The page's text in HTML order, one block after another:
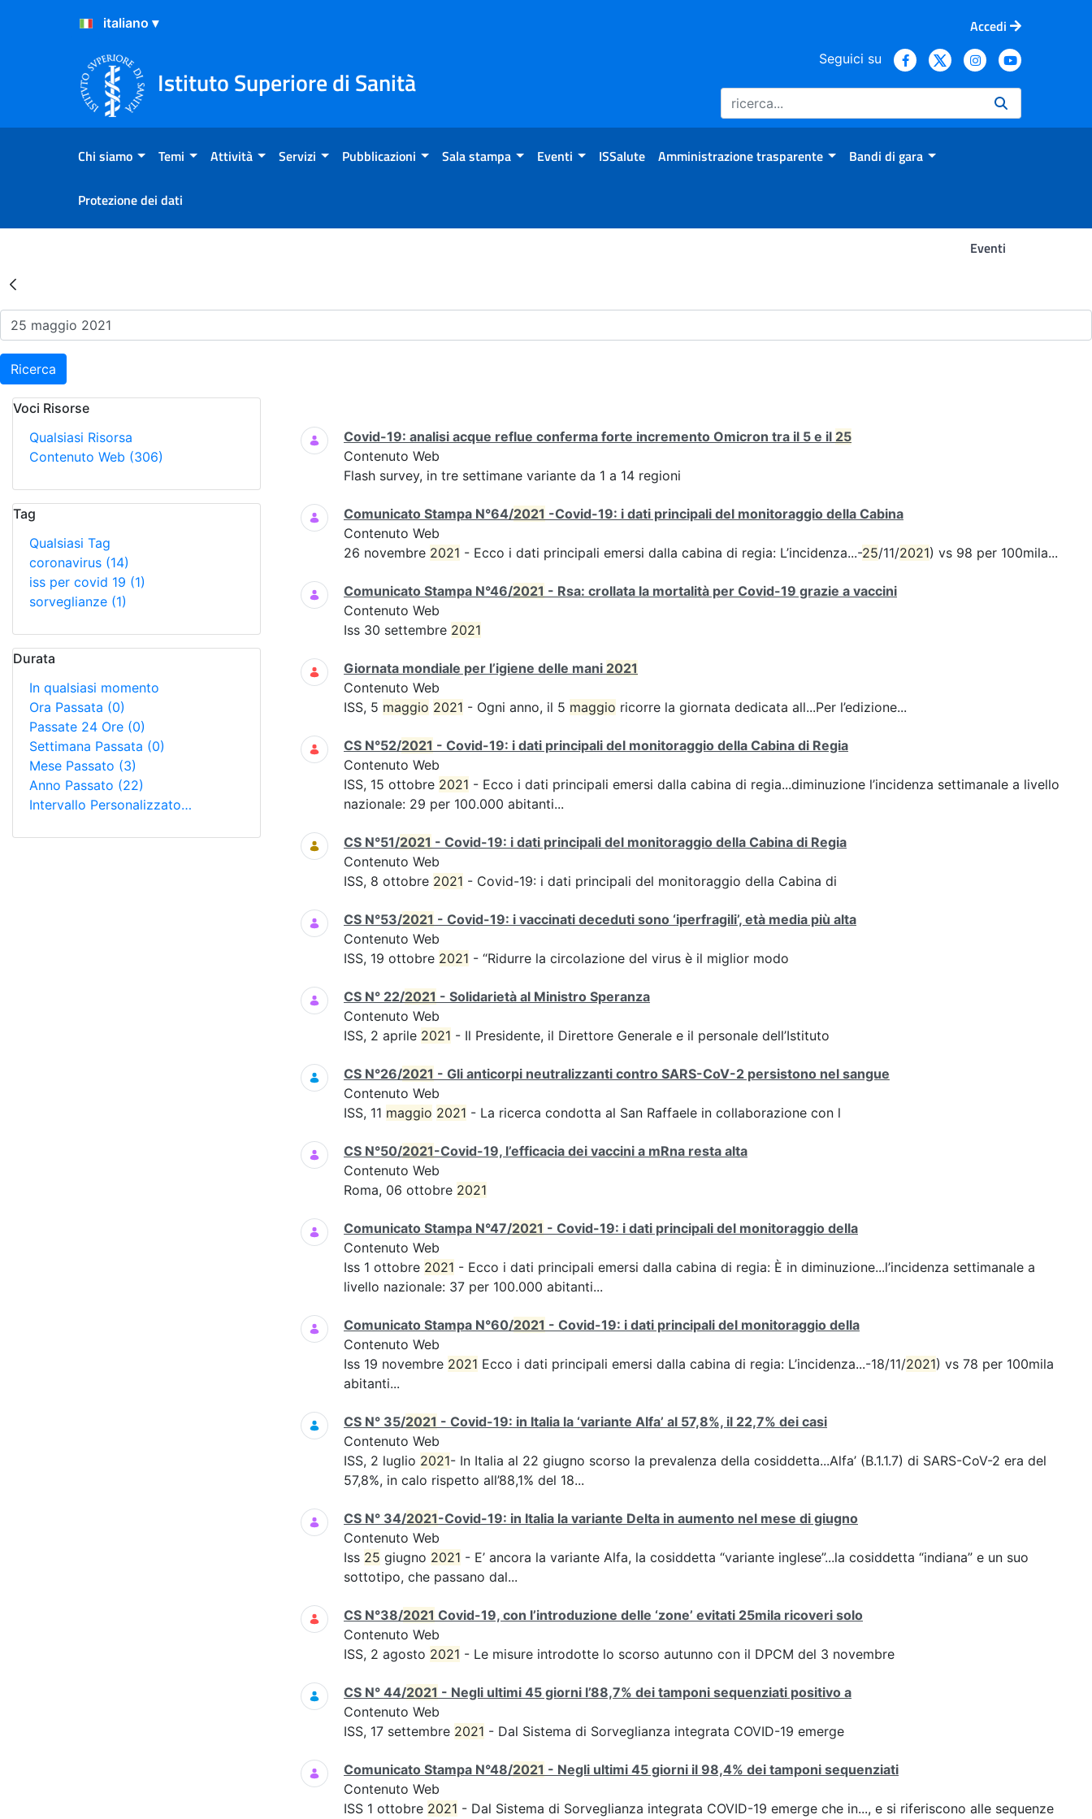
Salta al Contenuto
Salta al Footer
Accedi
Istituto Superiore di Sanità
Seguici su
Chi siamo Temi Attività Servizi Pubblicazioni Sala stampa Eventi ISSalute Amministrazione trasparente Bandi di gara
Protezione dei dati
Eventi
Risultati della Ricerca - Eventi
Ricerca
Voci Risorse
Qualsiasi Risorsa
Contenuto Web (306)
Tag
Qualsiasi Tag
coronavirus (14)
iss per covid 19 (1)
sorveglianze (1)
Durata
In qualsiasi momento
Ora Passata (0)
Passate 24 Ore (0)
Settimana Passata (0)
Mese Passato (3)
Anno Passato (22)
Intervallo Personalizzato…
Ricerca
Covid-19: analisi acque reflue conferma forte incremento Omicron tra il 5 e il 25
Contenuto Web
Flash survey, in tre settimane variante da 1 a 14 regioni
Comunicato Stampa N°64/2021 -Covid-19: i dati principali del monitoraggio della Cabina
Contenuto Web
26 novembre 2021 - Ecco i dati principali emersi dalla cabina di regia: L’incidenza...-25/11/2021) vs 98 per 100mila...
Comunicato Stampa N°46/2021 - Rsa: crollata la mortalità per Covid-19 grazie a vaccini
Contenuto Web
Iss 30 settembre 2021
Giornata mondiale per l’igiene delle mani 2021
Contenuto Web
ISS, 5 maggio 2021 - Ogni anno, il 5 maggio ricorre la giornata dedicata all...Per l’edizione...
CS N°52/2021 - Covid-19: i dati principali del monitoraggio della Cabina di Regia
Contenuto Web
ISS, 15 ottobre 2021 - Ecco i dati principali emersi dalla cabina di regia...diminuzione l’incidenza settimanale a livello
nazionale: 29 per 100.000 abitanti...
CS N°51/2021 - Covid-19: i dati principali del monitoraggio della Cabina di Regia
Contenuto Web
ISS, 8 ottobre 2021 - Covid-19: i dati principali del monitoraggio della Cabina di
CS N°53/2021 - Covid-19: i vaccinati deceduti sono ‘iperfragili’, età media più alta
Contenuto Web
ISS, 19 ottobre 2021 - “Ridurre la circolazione del virus è il miglior modo
CS N° 22/2021 - Solidarietà al Ministro Speranza
Contenuto Web
ISS, 2 aprile 2021 - Il Presidente, il Direttore Generale e il personale dell’Istituto
CS N°26/2021 - Gli anticorpi neutralizzanti contro SARS-CoV-2 persistono nel sangue
Contenuto Web
ISS, 11 maggio 2021 - La ricerca condotta al San Raffaele in collaborazione con l
CS N°50/2021-Covid-19, l’efficacia dei vaccini a mRna resta alta
Contenuto Web
Roma, 06 ottobre 2021
Comunicato Stampa N°47/2021 - Covid-19: i dati principali del monitoraggio della
Contenuto Web
Iss 1 ottobre 2021 - Ecco i dati principali emersi dalla cabina di regia: È in diminuzione...l’incidenza settimanale a
livello nazionale: 37 per 100.000 abitanti...
Comunicato Stampa N°60/2021 - Covid-19: i dati principali del monitoraggio della
Contenuto Web
Iss 19 novembre 2021 Ecco i dati principali emersi dalla cabina di regia: L’incidenza...-18/11/2021) vs 78 per 100mila
abitanti...
CS N° 35/2021 - Covid-19: in Italia la ‘variante Alfa’ al 57,8%, il 22,7% dei casi
Contenuto Web
ISS, 2 luglio 2021- In Italia al 22 giugno scorso la prevalenza della cosiddetta...Alfa’ (B.1.1.7) di SARS-CoV-2 era del
57,8%, in calo rispetto all’88,1% del 18...
CS N° 34/2021-Covid-19: in Italia la variante Delta in aumento nel mese di giugno
Contenuto Web
Iss 25 giugno 2021 - E’ ancora la variante Alfa, la cosiddetta “variante inglese”...la cosiddetta “indiana” e un suo
sottotipo, che passano dal...
CS N°38/2021 Covid-19, con l’introduzione delle ‘zone’ evitati 25mila ricoveri solo
Contenuto Web
ISS, 2 agosto 2021 - Le misure introdotte lo scorso autunno con il DPCM del 3 novembre
CS N° 44/2021 - Negli ultimi 45 giorni l’88,7% dei tamponi sequenziati positivo a
Contenuto Web
ISS, 17 settembre 2021 - Dal Sistema di Sorveglianza integrata COVID-19 emerge
Comunicato Stampa N°48/2021 - Negli ultimi 45 giorni il 98,4% dei tamponi sequenziati
Contenuto Web
ISS 1 ottobre 2021 - Dal Sistema di Sorveglianza integrata COVID-19 emerge che in..., e si riferiscono alle sequenze